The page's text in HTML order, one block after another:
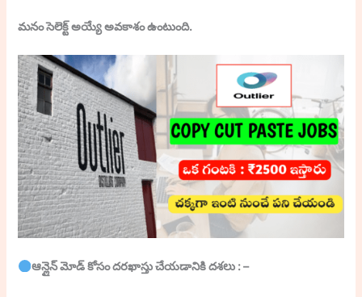
మనం సెలెక్ట్ అయ్యే అవకాశం ఉంటుంది.
ఆన్లైన్ మోడ్ కోసం దరఖాస్తు చేయడానికి దశలు : –